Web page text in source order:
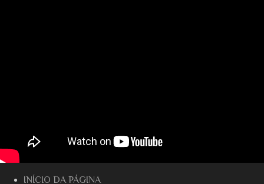
INÍCIO DA PÁGINA